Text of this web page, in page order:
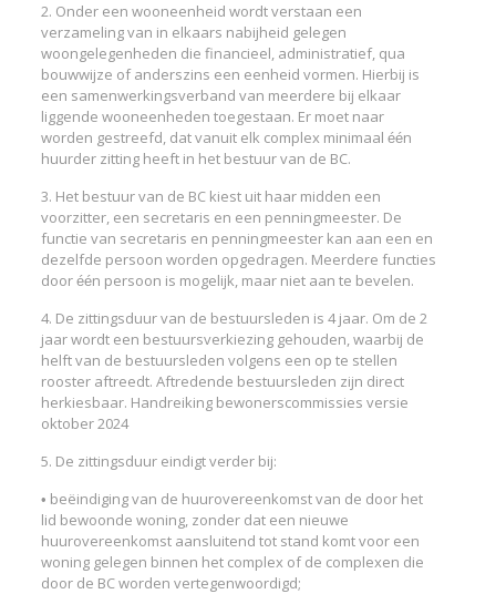
2. Onder een wooneenheid wordt verstaan een
verzameling van in elkaars nabijheid gelegen
woongelegenheden die financieel, administratief, qua
bouwwijze of anderszins een eenheid vormen. Hierbij is
een samenwerkingsverband van meerdere bij elkaar
liggende wooneenheden toegestaan. Er moet naar
worden gestreefd, dat vanuit elk complex minimaal één
huurder zitting heeft in het bestuur van de BC.
3. Het bestuur van de BC kiest uit haar midden een
voorzitter, een secretaris en een penningmeester. De
functie van secretaris en penningmeester kan aan een en
dezelfde persoon worden opgedragen. Meerdere functies
door één persoon is mogelijk, maar niet aan te bevelen.
4. De zittingsduur van de bestuursleden is 4 jaar. Om de 2
jaar wordt een bestuursverkiezing gehouden, waarbij de
helft van de bestuursleden volgens een op te stellen
rooster aftreedt. Aftredende bestuursleden zijn direct
herkiesbaar. Handreiking bewonerscommissies versie
oktober 2024
5. De zittingsduur eindigt verder bij:
• beëindiging van de huurovereenkomst van de door het
lid bewoonde woning, zonder dat een nieuwe
huurovereenkomst aansluitend tot stand komt voor een
woning gelegen binnen het complex of de complexen die
door de BC worden vertegenwoordigd;